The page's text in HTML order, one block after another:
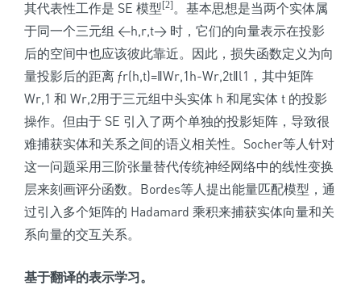
其代表性工作是 SE 模型[2]。基本思想是当两个实体属
于同一个三元组 <h,r,t> 时，它们的向量表示在投影
后的空间中也应该彼此靠近。因此，损失函数定义为向
量投影后的距离 ƒr(h,t)=‖Wr,1h-Wr,2t‖l1， 其中矩阵
Wr,1 和 Wr,2用于三元组中头实体 h 和尾实体 t 的投影
操作。但由于 SE 引入了两个单独的投影矩阵， 导致很
难捕获实体和关系之间的语义相关性。 Socher等人针对
这一问题采用三阶张量替代传统神经网络中的线性变换
层来刻画评分函数。 Bordes等人提出能量匹配模型，通
过引入多个矩阵的 Hadamard 乘积来捕获实体向量和关
系向量的交互关系。
基于翻译的表示学习。